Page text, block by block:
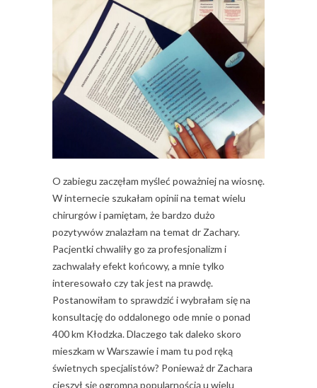
O zabiegu zaczęłam myśleć poważniej na wiosnę.
W internecie szukałam opinii na temat wielu
chirurgów i pamiętam, że bardzo dużo
pozytywów znalazłam na temat dr Zachary.
Pacjentki chwaliły go za profesjonalizm i
zachwalały efekt końcowy, a mnie tylko
interesowało czy tak jest na prawdę.
Postanowiłam to sprawdzić i wybrałam się na
konsultację do oddalonego ode mnie o ponad
400 km Kłodzka. Dlaczego tak daleko skoro
mieszkam w Warszawie i mam tu pod ręką
świetnych specjalistów? Ponieważ dr Zachara
cieszył się ogromną popularnością u wielu